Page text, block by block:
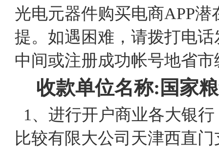
光电元器件购买电商APP
提。如遇困难，请拨打电
中间或注册成功帐号地省
收款单位名称: 国家
1、进行开户商业各大银
比较有限大公司天津西直